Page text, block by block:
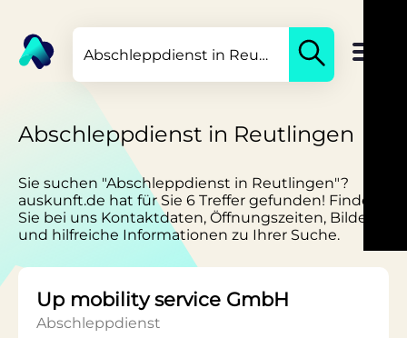
Abschleppdienst in Reutlingen
Sie suchen "Abschleppdienst in Reutlingen"?
auskunft.de hat für Sie 6 Treffer gefunden! Finden
Sie bei uns Kontaktdaten, Öffnungszeiten, Bilder
und hilfreiche Informationen zu Ihrer Suche.
Up mobility service GmbH
Abschleppdienst